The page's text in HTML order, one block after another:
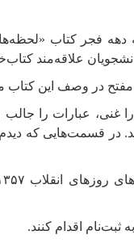
دهه فجر کتاب
علاقه‌مند
مفتح در وصف این کتاب
عبارات را جالب
در قسمت‌هایی که
ثبت‌نام اقدام کنند.